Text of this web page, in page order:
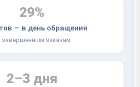
29%
— в день обращения
завершённым заказам
2–3 дня